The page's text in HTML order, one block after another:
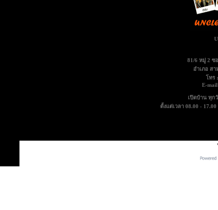
81/6 หมู่ 2 ซ
อำเภอ ส
โทร
E-
เปิดบ้าน ทุก
ตั้งแต่เวลา 08.00 -